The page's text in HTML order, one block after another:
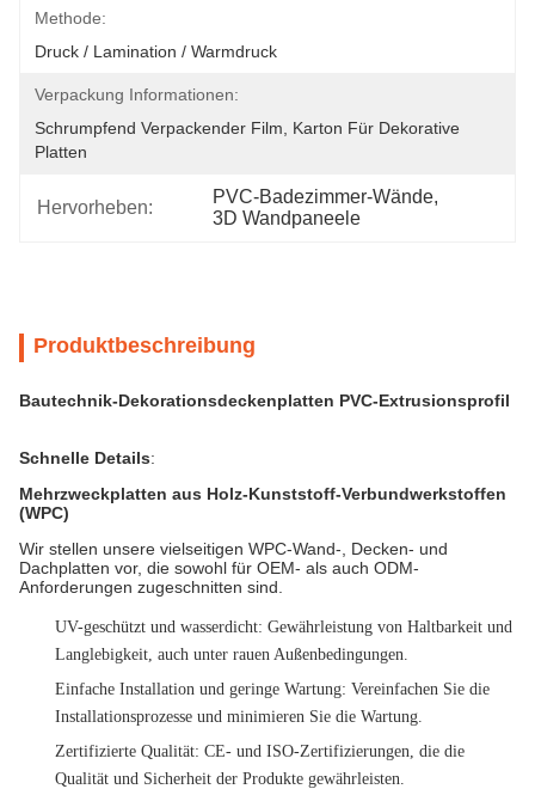
Methode:
Druck / Lamination / Warmdruck
Verpackung Informationen:
Schrumpfend Verpackender Film, Karton Für Dekorative
Platten
Hervorheben:
PVC-Badezimmer-Wände,
3D Wandpaneele
Produktbeschreibung
Bautechnik-Dekorationsdeckenplatten PVC-Extrusionsprofil
Schnelle Details:
Mehrzweckplatten aus Holz-Kunststoff-Verbundwerkstoffen
(WPC)
Wir stellen unsere vielseitigen WPC-Wand-, Decken- und
Dachplatten vor, die sowohl für OEM- als auch ODM-
Anforderungen zugeschnitten sind.
UV-geschützt und wasserdicht: Gewährleistung von Haltbarkeit und
Langlebigkeit, auch unter rauen Außenbedingungen.
Einfache Installation und geringe Wartung: Vereinfachen Sie die
Installationsprozesse und minimieren Sie die Wartung.
Zertifizierte Qualität: CE- und ISO-Zertifizierungen, die die
Qualität und Sicherheit der Produkte gewährleisten.